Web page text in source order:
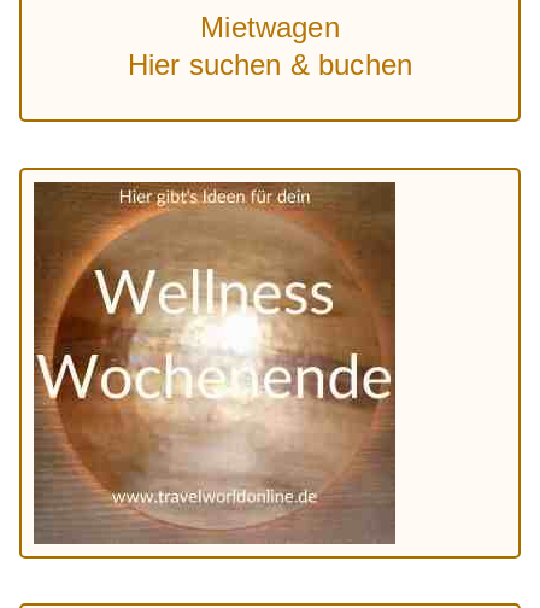
Mietwagen
Hier suchen & buchen